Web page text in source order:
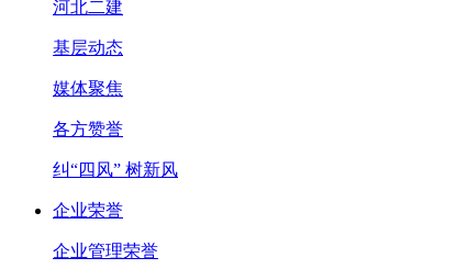
河北二建
基层动态
媒体聚焦
各方赞誉
纠“四风” 树新风
企业荣誉
企业管理荣誉